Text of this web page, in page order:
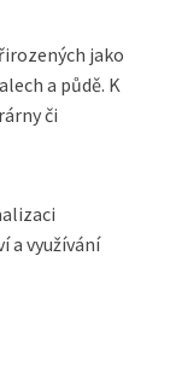
jako
a půdě. K
či
a využívání